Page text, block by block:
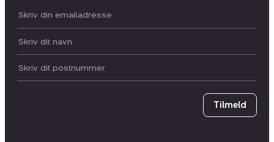
Din email:
Dit navn:
Postnummer
Tilmeld